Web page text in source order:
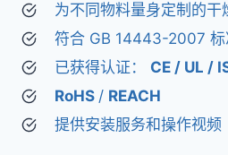
为不同物料量身定制的干
符合 GB 14443-2007 标
已获得认证： CE / UL /
RoHS / REACH
提供安装服务和操作视频